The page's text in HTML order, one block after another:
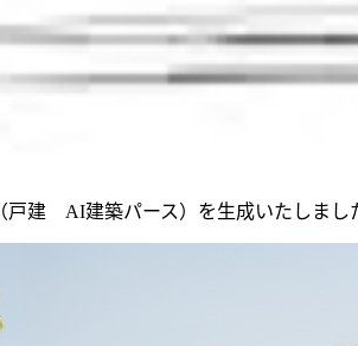
戸建 AI建築パース）を生成いたしまし